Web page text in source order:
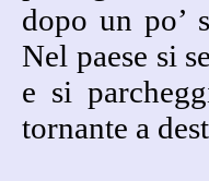
dopo un po’
Nel paese si
e si
tornante a